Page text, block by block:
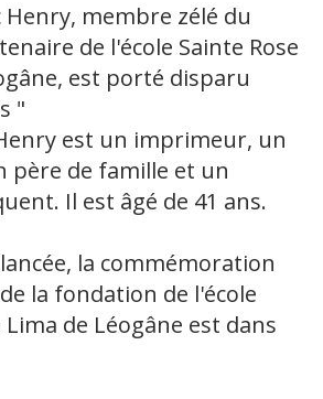
Henry, membre zélé du
de l'école Sainte Rose
est porté disparu
"
est un imprimeur, un
père de famille et un
Il est âgé de 41 ans.
la commémoration
la fondation de l'école
Lima de Léogâne est dans